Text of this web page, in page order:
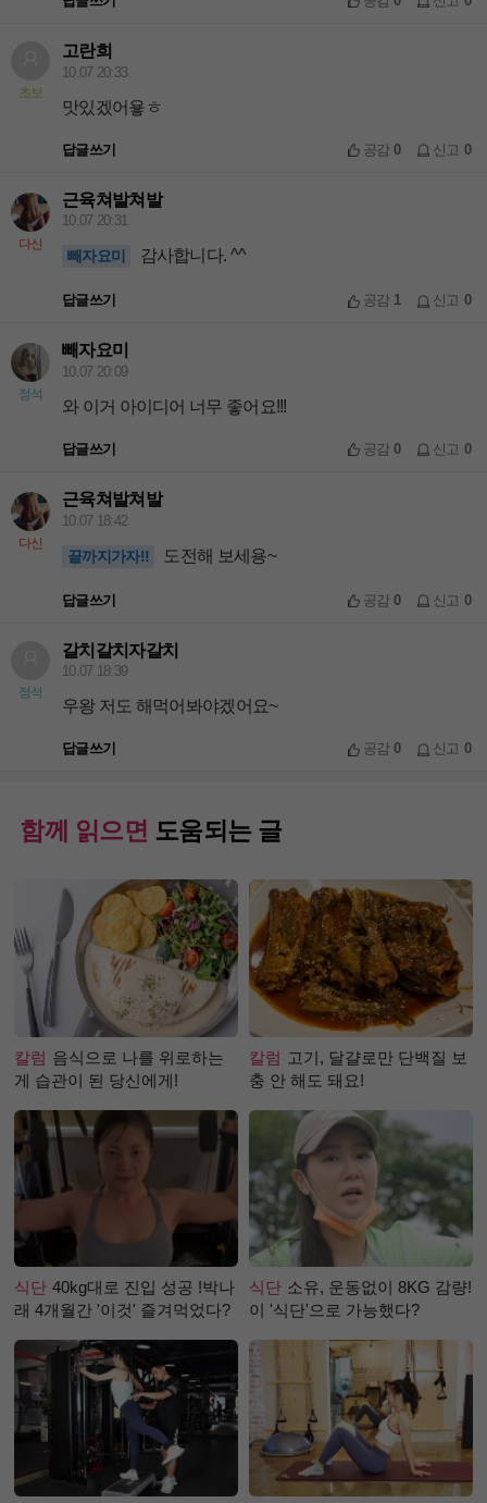
초보
고란희
10.07 20:33
맛있겠어욯ㅎ
답글쓰기 공감0 신고 0
다신
근육쳐발쳐발
10.07 20:31
빼자요미 감사합니다. ^^
답글쓰기 공감 1 신고 0
정석
빼자요미
10.07 20:09
와 이거 아이디어 너무 좋어요!!!
답글쓰기 공감0 신고 0
다신
근육쳐발쳐발
10.07 18:42
끝까지가자!! 도전해 보세용~
답글쓰기 공감0 신고 0
정석
갈치갈치자갈치
10.07 18:39
우왕 저도 해먹어봐야겠어요~
답글쓰기 공감0 신고 0
함께 읽으면 도움되는 글
칼럼 음식으로 나를 위로하는
게 습관이 된 당신에게!
칼럼 고기, 달걀로만 단백질 보
충 안 해도 돼요!
식단 40kg대로 진입 성공 !박나
래 4개월간 '이것' 즐겨먹었다?
식단 소유, 운동없이 8KG 감량!
이 '식단'으로 가능했다?